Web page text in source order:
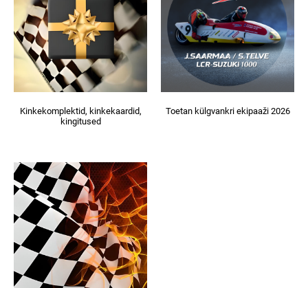
Kinkekomplektid, kinkekaardid,
kingitused
Toetan külgvankri ekipaaži 2026